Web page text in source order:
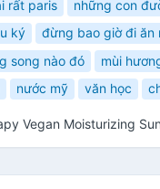
rất paris những con
ký đừng bao giờ đi ăn
song nào đó mùi
nước mỹ văn học
Vegan Moisturizing